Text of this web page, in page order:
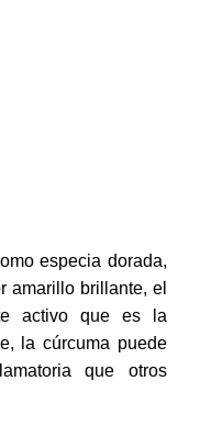
especia dorada,
amarillo brillante, el
activo que es la
la cúrcuma puede
que otros